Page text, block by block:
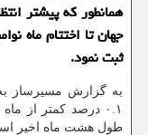
همانطور که پیشتر
ثبت نمود.
به گزارش مسیرساز
۰.۱ درصد کمتر از
طول هشت ماه اخیر